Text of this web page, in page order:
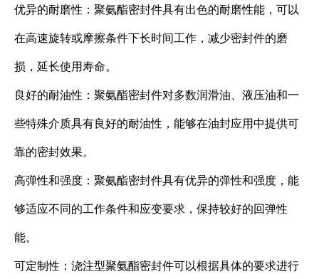
优异的耐磨性：聚氨酯密封件具有出色的耐磨性能，可以
在高速旋转或摩擦条件下长时间工作，减少密封件的磨
损，延长使用寿命。
良好的耐油性：聚氨酯密封件对多数润滑油、液压油和一
些特殊介质具有良好的耐油性，能够在油封应用中提供可
靠的密封效果。
高弹性和强度：聚氨酯密封件具有优异的弹性和强度，能
够适应不同的工作条件和应变要求，保持较好的回弹性
能。
可定制性：浇注型聚氨酯密封件可以根据具体的要求进行